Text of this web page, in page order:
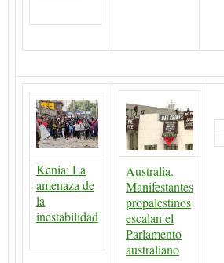
Kenia: La
amenaza de
la
inestabilidad
Australia.
Manifestantes
propalestinos
escalan el
Parlamento
australiano